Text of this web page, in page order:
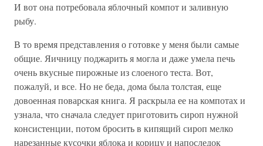
И вот она потребовала яблочный компот и заливную
рыбу.
В то время представления о готовке у меня были самые
общие. Яичницу поджарить я могла и даже умела печь
очень вкусные пирожные из слоеного теста. Вот,
пожалуй, и все. Но не беда, дома была толстая, еще
довоенная поварская книга. Я раскрыла ее на компотах и
узнала, что сначала следует приготовить сироп нужной
консистенции, потом бросить в кипящий сироп мелко
нарезанные кусочки яблока и корицу и напоследок